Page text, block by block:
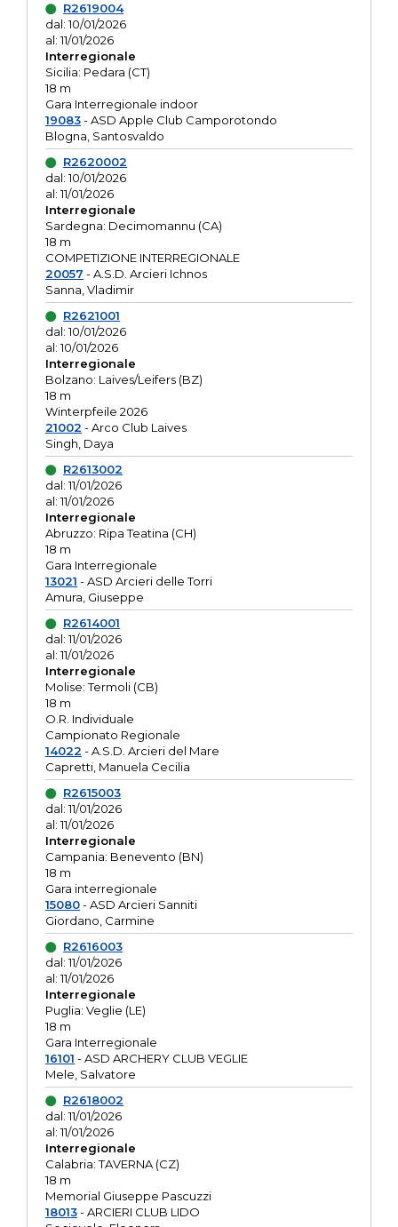
R2619004
dal: 10/01/2026
al: 11/01/2026
Interregionale
Sicilia: Pedara (CT)
18 m
Gara Interregionale indoor
19083- ASD Apple Club Camporotondo
Blogna, Santosvaldo
R2620002
dal: 10/01/2026
al: 11/01/2026
Interregionale
Sardegna: Decimomannu (CA)
18 m
COMPETIZIONE INTERREGIONALE
20057 - A.S.D. Arcieri Ichnos
Sanna, Vladimir
R2621001
dal: 10/01/2026
al: 10/01/2026
Interregionale
Bolzano: Laives/Leifers (BZ)
18 m
Winterpfeile 2026
21002 - Arco Club Laives
Singh, Daya
R2613002
dal: 11/01/2026
al: 11/01/2026
Interregionale
Abruzzo: Ripa Teatina (CH)
18 m
Gara Interregionale
13021 - ASD Arcieri delle Torri
Amura, Giuseppe
R2614001
dal: 11/01/2026
al: 11/01/2026
Interregionale
Molise: Termoli (CB)
18 m
O.R. Individuale
Campionato Regionale
14022 - A.S.D. Arcieri del Mare
Capretti, Manuela Cecilia
R2615003
dal: 11/01/2026
al: 11/01/2026
Interregionale
Campania: Benevento (BN)
18 m
Gara interregionale
15080- ASD Arcieri Sanniti
Giordano, Carmine
R2616003
dal: 11/01/2026
al: 11/01/2026
Interregionale
Puglia: Veglie (LE)
18 m
Gara Interregionale
16101 - ASD ARCHERY CLUB VEGLIE
Mele, Salvatore
R2618002
dal: 11/01/2026
al: 11/01/2026
Interregionale
Calabria: TAVERNA (CZ)
18 m
Memorial Giuseppe Pascuzzi
18013- ARCIERI CLUB LIDO